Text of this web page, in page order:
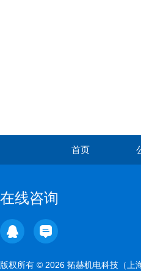
首页
在线咨询
版权所有 © 2026 拓赫机电科技（